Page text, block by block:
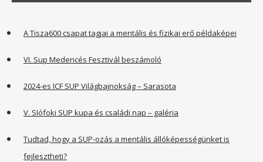
A Tisza600 csapat tagjai a mentális és fizikai erő példaképei
VI. Sup Medencés Fesztivál beszámoló
2024-es ICF SUP Világbajnokság – Sarasota
V. SIófoki SUP kupa és családi nap – galéria
Tudtad, hogy a SUP-ozás a mentális állóképességünket is
fejlesztheti?